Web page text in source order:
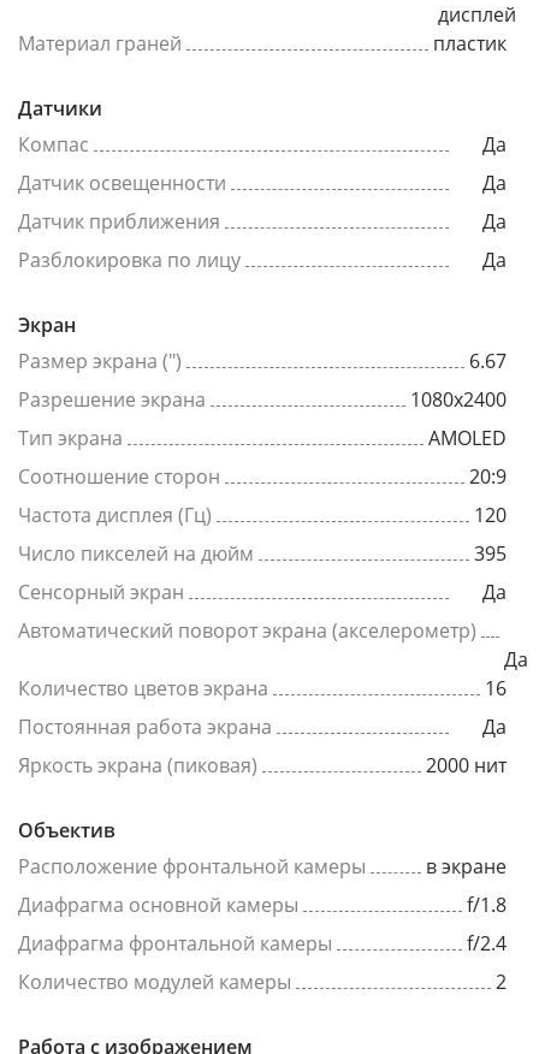
дисплей
Материал граней
пластик
Датчики
Компас
Да
Датчик освещенности
Да
Датчик приближения
Да
Разблокировка по лицу
Да
Экран
Размер экрана (")
6.67
Разрешение экрана
1080x2400
Тип экрана
AMOLED
Соотношение сторон
20:9
Частота дисплея (Гц)
120
Число пикселей на дюйм
395
Сенсорный экран
Да
Автоматический поворот экрана (акселерометр)
Да
Количество цветов экрана
16
Постоянная работа экрана
Да
Яркость экрана (пиковая)
2000 нит
Объектив
Расположение фронтальной камеры
в экране
Диафрагма основной камеры
f/1.8
Диафрагма фронтальной камеры
f/2.4
Количество модулей камеры
2
Работа с изображением